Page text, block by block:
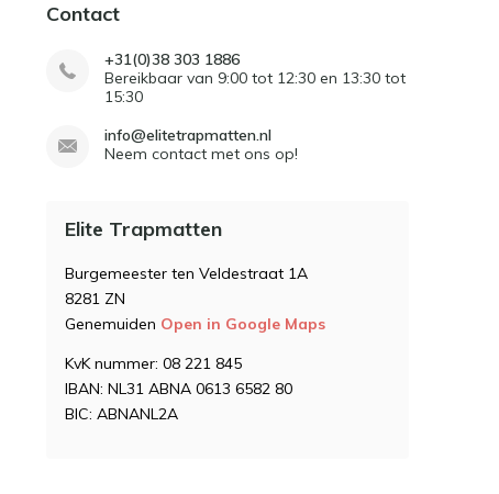
Contact
+31(0)38 303 1886
Bereikbaar van 9:00 tot 12:30 en 13:30 tot
15:30
info@elitetrapmatten.nl
Neem contact met ons op!
Elite Trapmatten
Burgemeester ten Veldestraat 1A
8281 ZN
Genemuiden Open in Google Maps
KvK nummer: 08 221 845
IBAN: NL31 ABNA 0613 6582 80
BIC: ABNANL2A